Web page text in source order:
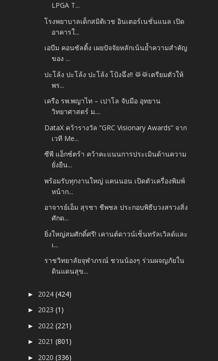
LPGA T...
โรงพยาบาลเด็กสมิติเวช อินเตอร์เนชั่นแนล เปิด
อาคารใ...
เอบีม คอนซัลติ้ง เผยปัจจัยหลักเน้นย้ำความสำคัญ
ของ ...
ปะโล้ง ปะโล้ง ปะโล้ง โป้งฉึ่ง!! 🥁🥁เตรียมตัวให้
พร...
เครือ รพ.พญาไท – เปาโล จับมือ อุทยาน
วิทยาศาสตร์ ม....
DataX คว้ารางวัล “GRC Visionary Awards” จาก
เวที Me...
ซีพี แอ็กซ์ตร้า คว้าคะแนนการประเมินด้านความ
ยั่งยืน...
พร้อมรับทุกงานใหญ่ แคนนอน เปิดตัวเครื่องพิมพ์
หน้าก...
อาจารย์เอ็ม สุรชา ชีพชล ประกอบพิธีบวงสรวงสิ่ง
ศักด...
ยิ่งใหญ่สมศักดิ์ศรี! เคานต์ดาวน์เซ็นทรัลเวิลด์และ
เ...
ราชวิทยาลัยจุฬาภรณ์ ชวนน้องๆ ร่วมผจญภัยใน
ดินแดนสุข...
► 2024(424)
► 2023(1)
► 2022(221)
► 2021(801)
► 2020(336)